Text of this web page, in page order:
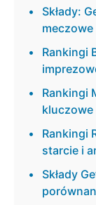
Składy:
meczowe
Rankingi
Rankingi
kluczowe
Rankingi
starcie i
Składy